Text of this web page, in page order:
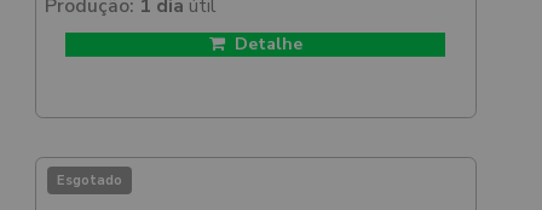
Produção: 1 dia útil
Detalhe
Esgotado